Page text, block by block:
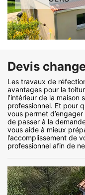
Devis
Les travaux de
avantages pour la
l’intérieur de la
professionnel. Et pour
vous permet
de passer à la
vous aide à mieux
l’accomplissement de
professionnel afin de